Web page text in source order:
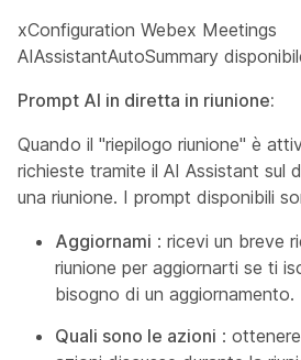
xConfiguration Webex Meetings
AIAssistantAutoSummary
Prompt AI in diretta in riunione:
Quando il "riepilogo riunione" è
richieste tramite il AI Assistant sul
una riunione. I prompt disponibili
Aggiornami : ricevi un breve
riunione per aggiornarti se ti
bisogno di un aggiornamento.
Quali sono le azioni :